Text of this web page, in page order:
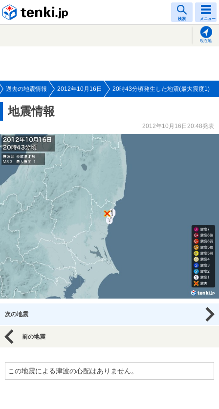
検索 メニュー
現在地
過去の地震情報 2012年10月16日 20時43分頃発生した地震(最大震度1)
地震情報
2012年10月16日20:48発表
次の地震
前の地震
この地震による津波の心配はありません。